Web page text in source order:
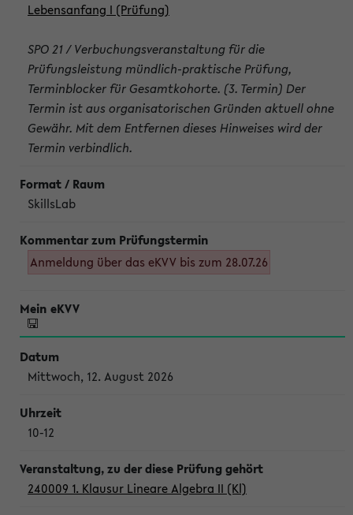
Lebensanfang I (Prüfung)
SPO 21 / Verbuchungsveranstaltung für die
Prüfungsleistung mündlich-praktische Prüfung,
Terminblocker für Gesamtkohorte. (3. Termin) Der
Termin ist aus organisatorischen Gründen aktuell ohne
Gewähr. Mit dem Entfernen dieses Hinweises wird der
Termin verbindlich.
SkillsLab
Anmeldung über das eKVV bis zum 28.07.26
Mittwoch, 12. August 2026
10-12
240009 1. Klausur Lineare Algebra II (Kl)